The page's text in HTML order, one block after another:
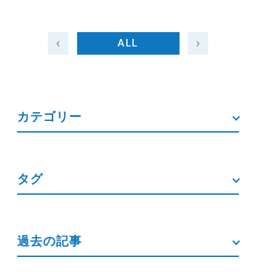
ALL
カテゴリー
タグ
過去の記事